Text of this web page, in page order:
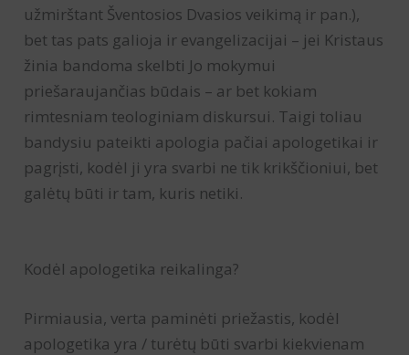
užmirštant Šventosios Dvasios veikimą ir pan.),
bet tas pats galioja ir evangelizacijai – jei Kristaus
žinia bandoma skelbti Jo mokymui
priešaraujančias būdais – ar bet kokiam
rimtesniam teologiniam diskursui. Taigi toliau
bandysiu pateikti apologia pačiai apologetikai ir
pagrįsti, kodėl ji yra svarbi ne tik krikščioniui, bet
galėtų būti ir tam, kuris netiki.
Kodėl apologetika reikalinga?
Pirmiausia, verta paminėti priežastis, kodėl
apologetika yra / turėtų būti svarbi kiekvienam